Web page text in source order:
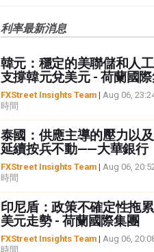
利率最新消息
韓元：穩定的美聯儲和人
支撐韓元兌美元 - 荷蘭國
FXStreet Insights Team| Aug 06,
時間
泰國：供應主導的壓力以
延續按兵不動——大華銀行
FXStreet Insights Team| Aug 06,
時間
印尼盾：政策不確定性拖
美元走勢 - 荷蘭國際集團
FXStreet Insights Team| Aug 06,
時間